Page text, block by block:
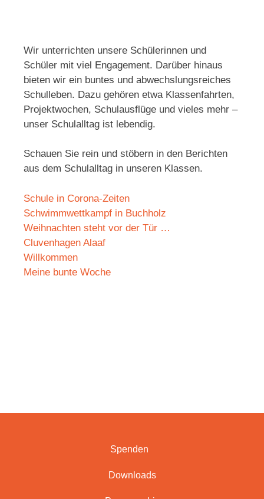
Wir unterrichten unsere Schülerinnen und
Schüler mit viel Engagement. Darüber hinaus
bieten wir ein buntes und abwechslungsreiches
Schulleben. Dazu gehören etwa Klassenfahrten,
Projektwochen, Schulausflüge und vieles mehr –
unser Schulalltag ist lebendig.
Schauen Sie rein und stöbern in den Berichten
aus dem Schulalltag in unseren Klassen.
Schule in Corona-Zeiten
Schwimmwettkampf in Buchholz
Weihnachten steht vor der Tür …
Cluvenhagen Alaaf
Willkommen
Meine bunte Woche
Spenden
Downloads